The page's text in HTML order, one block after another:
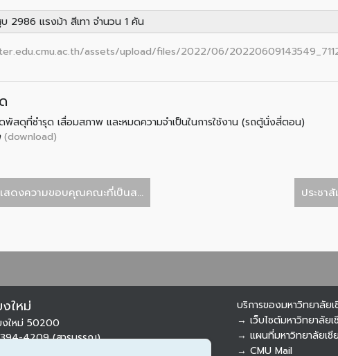
2986 แรงม้า สีเทา จำนวน 1 คัน
assets/upload/files/2022/06/
พัสดุที่ชำรุด เสื่อมสภาพ และหมดความจำเป็นในการใช้งาน (รถตู้นั่งสี่ตอน)
(download)
แสดงความขอบคุณคณะที่เป็นส...
ประชา
ใหม่
งใหม่ 50200
4209 (สารบรรณ)
บริการของมหาวิทยาลัย
→ เว็บไซต์มหาวิทยาลัยเ
→ แผนที่มหาวิทยาลัยเชี
→ CMU Mail